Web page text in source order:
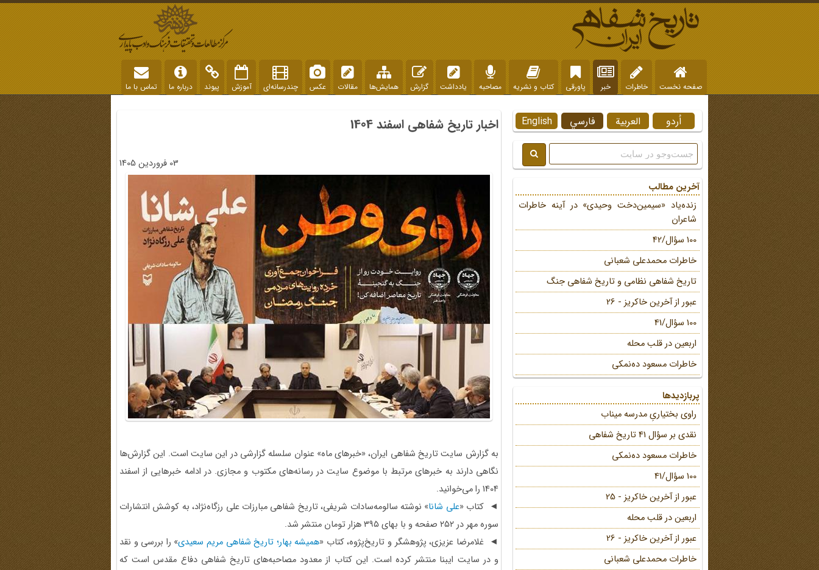
صفحه نخست خاطرات خبر پاورقی کتاب و نشریه مصاحبه یادداشت گزارش همایش‌ها مقالات عکس چندرسانه‌ای آموزش پیوند درباره ما تماس با ما
اخبار تاریخ شفاهی اسفند 1404
03 فروردین 1405
به گزارش سایت تاریخ شفاهی ایران، «خبرهای ماه» عنوان سلسله گزارشی در این سایت است. این گزارش‌ها
نگاهی دارند به خبرهای مرتبط با موضوع سایت در رسانه‌های مکتوب و مجازی. در ادامه خبرهایی از اسفند
1404 را می‌خوانید.
◄ کتاب «علی شانا» نوشته سالومه‌سادات شریفی، تاریخ شفاهی مبارزات علی رزگاه‌نژاد، به کوشش انتشارات
سوره مهر در ۲۵۲ صفحه و با بهای ۳۹۵ هزار تومان منتشر شد.
◄ غلامرضا عزیزی، پژوهشگر و تاریخ‌پژوه، کتاب «همیشه بهار؛ تاریخ شفاهی مریم سعیدی» را بررسی و نقد
و در سایت ایبنا منتشر کرده است. این کتاب از معدود مصاحبه‌های تاریخ شفاهی دفاع مقدس است که
English فارسي العربية اُردو
آخرین مطالب
زنده‌یاد «سیمین‌دخت وحیدی» در آینه خاطرات
شاعران
100 سؤال/42
خاطرات محمد‌علی شعبانی
تاریخ شفاهی نظامی و تاریخ شفاهی جنگ
عبور از آخرین خاکریز - 26
100 سؤال/41
اربعین در قلب محله
خاطرات مسعود ده‌نمکی
پربازدیدها
راوی بختیاریِ مدرسه میناب
نقدی بر سؤال 41 تاریخ شفاهی
خاطرات مسعود ده‌نمکی
100 سؤال/41
عبور از آخرین خاکریز - 25
اربعین در قلب محله
عبور از آخرین خاکریز - 26
خاطرات محمد‌علی شعبانی